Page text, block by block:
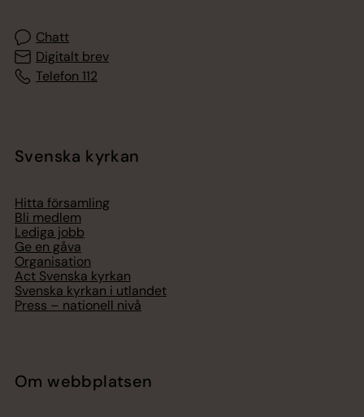
Chatt
Digitalt brev
Telefon 112
Svenska kyrkan
Hitta församling
Bli medlem
Lediga jobb
Ge en gåva
Organisation
Act Svenska kyrkan
Svenska kyrkan i utlandet
Press – nationell nivå
Om webbplatsen